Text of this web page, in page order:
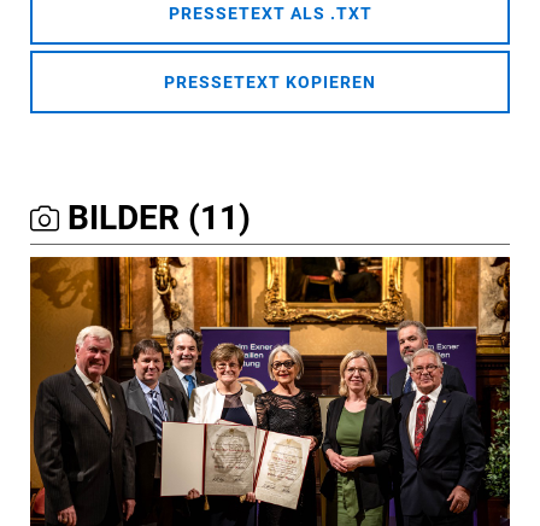
PRESSETEXT ALS .TXT
PRESSETEXT KOPIEREN
BILDER (11)